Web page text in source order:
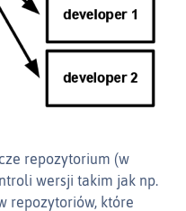
repozytorium (w
wersji takim jak np.
repozytoriów, które